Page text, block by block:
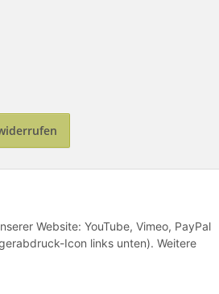
Website: YouTube, Vimeo, PayPal
Icon links unten). Weitere